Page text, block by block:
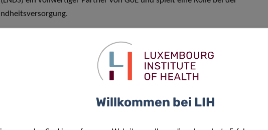
ausgestattete GoE-Projekt, an dem 26 Mitgliedstaaten und
der Zusammenarbeit in der Genomik. Im Rahmen dieses
mit 48 Partnern aus 27 europäischen Ländern zusammen, um ein
den Ganzgenomdaten von 100 000 repräsentativen europäischen
seiner Bevölkerungsgröße einen Beitrag leistet. Dieses
soll als Eckpfeiler für die medizinische Spitzenforschung, die
Willkommen bei LIH